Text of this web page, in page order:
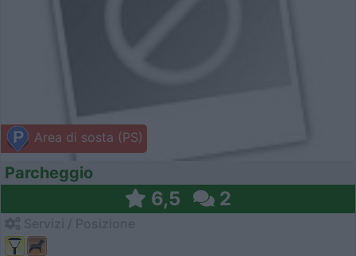
Area di sosta (PS)
Parcheggio
6,5 2